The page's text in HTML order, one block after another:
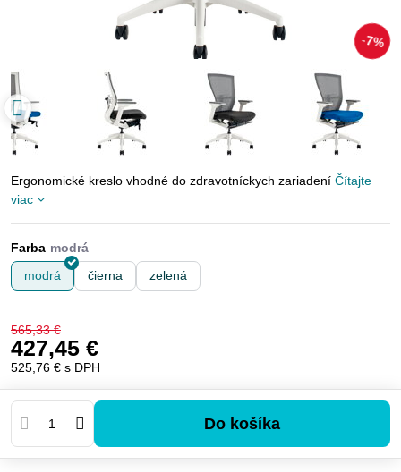
7%
Ergonomické kreslo vhodné do zdravotníckych zariadení Čítajte
viac
Farba
modrá
čierna zelená
565,33 €
427,45 €
525,76 € s DPH
Do košíka